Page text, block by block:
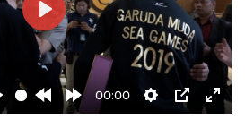
RewindForward
00:00
Settings
PIP
Play